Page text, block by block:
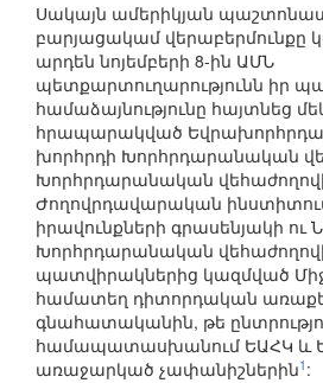
Սակայն ամերիկյան
բարյացակամ վերաբերմունքը
արդեն նոյեմբերի 8-ին ԱՄՆ
պետքարտուղարությունն իր
համաձայնությունը հայտնեց
հրապարակված
խորհրդի Խորհրդարանական
Խորհրդարանական
Ժողովրդավարական
իրավունքների գրասենյակի ու
Խորհրդարանական
պատվիրակներից կազմված
համատեղ դիտորդական
գնահատականին, թե
համապատասխանում ԵԱՀԿ և
առաջարկած չափանիշներին1 :